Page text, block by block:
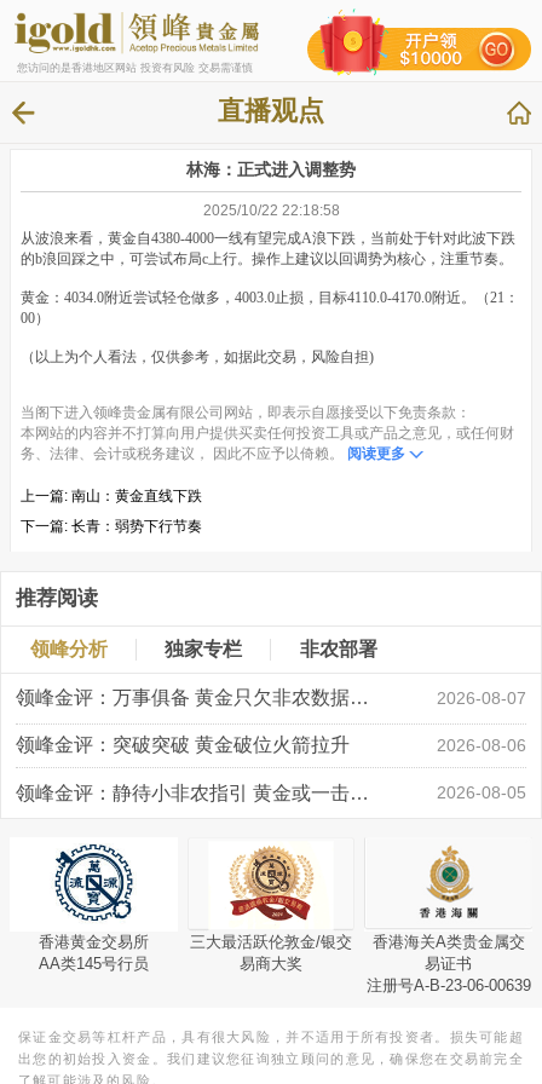
您访问的是香港地区网站 投资有风险 交易需谨慎
直播观点
林海：正式进入调整势
2025/10/22 22:18:58
从波浪来看，黄金自4380-4000一线有望完成A浪下跌，当前处于针对此波下跌
的b浪回踩之中，可尝试布局c上行。操作上建议以回调势为核心，注重节奏。
黄金：4034.0附近尝试轻仓做多，4003.0止损，目标4110.0-4170.0附近。（21：
00）
（以上为个人看法，仅供参考，如据此交易，风险自担)
当阁下进入领峰贵金属有限公司网站，即表示自愿接受以下免责条款：
本网站的内容并不打算向用户提供买卖任何投资工具或产品之意见，或任何财
务、法律、会计或税务建议， 因此不应予以倚赖。
阅读更多
上一篇: 南山：黄金直线下跌
下一篇: 长青：弱势下行节奏
推荐阅读
领峰分析 独家专栏 非农部署
领峰金评：万事俱备 黄金只欠非农数据“东风” 2026-08-07
领峰金评：突破突破 黄金破位火箭拉升 2026-08-06
领峰金评：静待小非农指引 黄金或一击破局 2026-08-05
香港黄金交易所
AA类145号行员
三大最活跃伦敦金/银交
易商大奖
香港海关A类贵金属交
易证书
注册号A-B-23-06-00639
保证金交易等杠杆产品，具有很大风险，并不适用于所有投资者。损失可能超
出您的初始投入资金。我们建议您征询独立顾问的意见，确保您在交易前完全
了解可能涉及的风险。